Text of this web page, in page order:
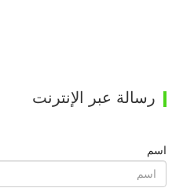
رسالة عبر الإنترنت
اسم